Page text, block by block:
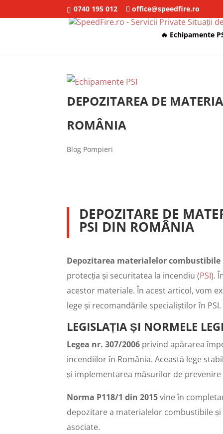
0740 195 012 office@speedfire.ro
🔥 Echipamente
DEPOZITAREA DE
ROMÂNIA
Blog Pompieri
DEPOZITARE DE
PSI DIN ROMÂNIA
Depozitarea materialelor combustibile
protecția și securitatea la incendiu (PSI).
acestor materiale. În acest articol, vom
lege și recomandările specialiștilor în PSI.
LEGISLAȚIA ȘI NORMELE
Legea nr. 307/2006 privind apărarea
incendiilor în România. Această lege
și implementarea măsurilor de
Norma P118/1 din 2015vine în
depozitare a materialelor combustibile
asociate.